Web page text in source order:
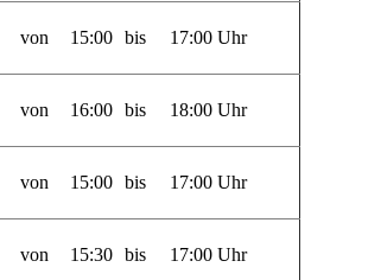
von 15:00 bis 17:00 Uhr
von 16:00 bis 18:00 Uhr
von 15:00 bis 17:00 Uhr
von 15:30 bis 17:00 Uhr